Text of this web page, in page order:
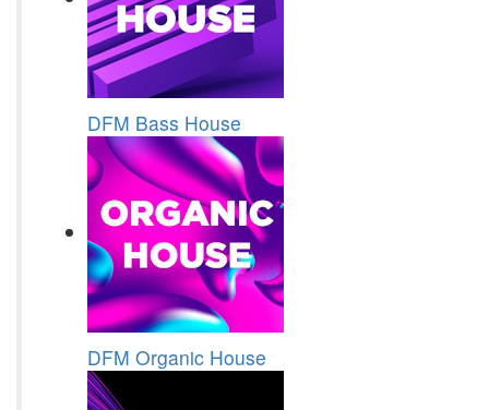
DFM Bass House
DFM Organic House